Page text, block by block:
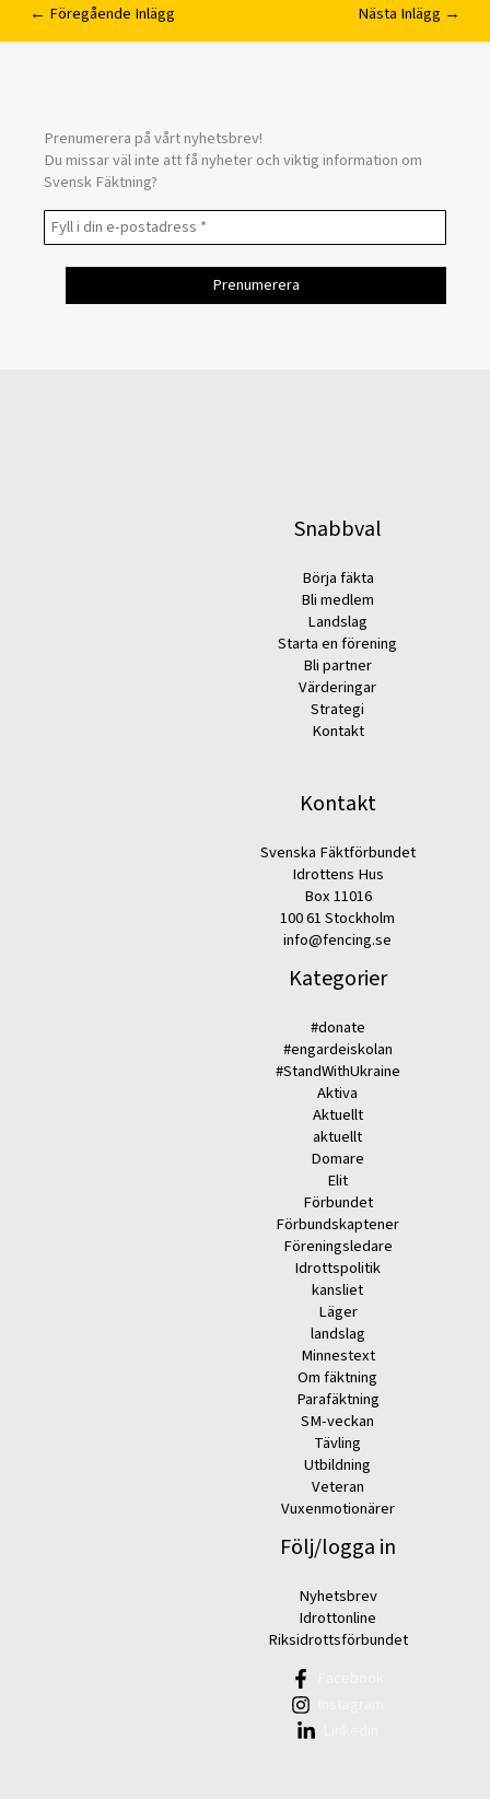
← Föregående Inlägg Nästa Inlägg →
Prenumerera på vårt nyhetsbrev!
Du missar väl inte att få nyheter och viktig information om
Svensk Fäktning?
Snabbval
Börja fäkta
Bli medlem
Landslag
Starta en förening
Bli partner
Värderingar
Strategi
Kontakt
Kontakt
Svenska Fäktförbundet
Idrottens Hus
Box 11016
100 61 Stockholm
info@fencing.se
Kategorier
#donate
#engardeiskolan
#StandWithUkraine
Aktiva
Aktuellt
aktuellt
Domare
Elit
Förbundet
Förbundskaptener
Föreningsledare
Idrottspolitik
kansliet
Läger
landslag
Minnestext
Om fäktning
Parafäktning
SM-veckan
Tävling
Utbildning
Veteran
Vuxenmotionärer
Följ/logga in
Nyhetsbrev
Idrottonline
Riksidrottsförbundet